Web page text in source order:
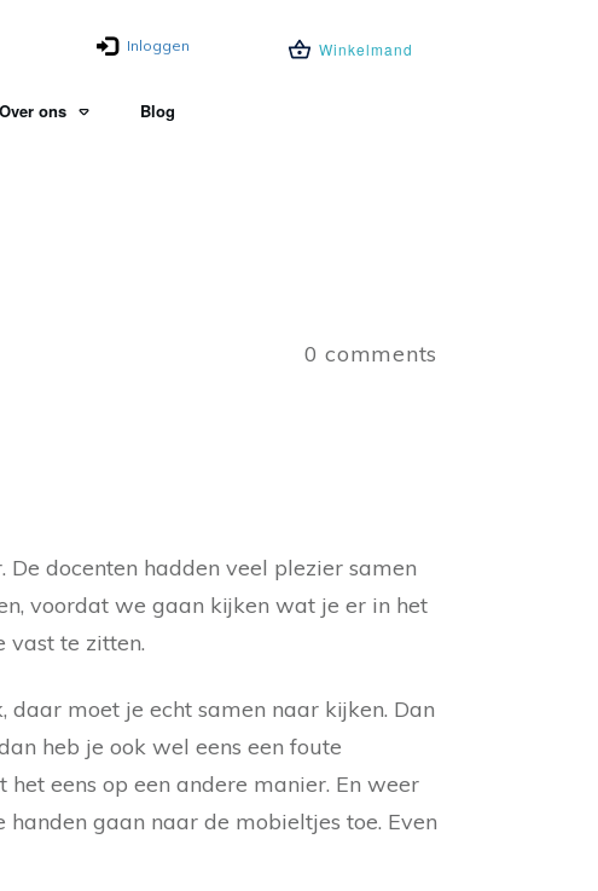
Inloggen Winkelmand
Over ons Blog
0 comments
docenten hadden veel plezier samen
voordat we gaan kijken wat je er in het
vast te zitten.
moet je echt samen naar kijken. Dan
heb je ook wel eens een foute
eens op een andere manier. En weer
gaan naar de mobieltjes toe. Even